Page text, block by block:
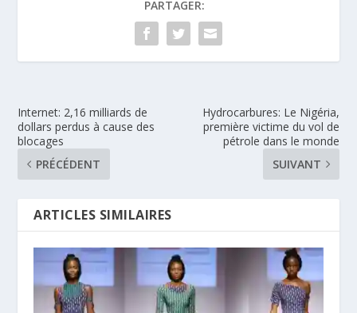
PARTAGER:
Internet: 2,16 milliards de
dollars perdus à cause des
blocages
PRÉCÉDENT
Hydrocarbures: Le Nigéria,
première victime du vol de
pétrole dans le monde
SUIVANT
ARTICLES SIMILAIRES